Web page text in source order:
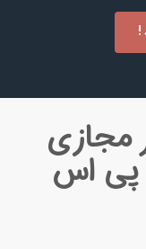
!
مجازی
پی اس